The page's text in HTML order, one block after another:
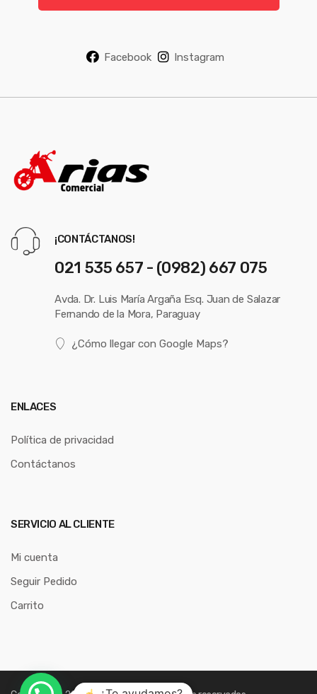
l
Facebook Instagram
¡CONTÁCTANOS!
021 535 657 - (0982) 667 075
Avda. Dr. Luis María Argaña Esq. Juan de Salazar
Fernando de la Mora, Paraguay
¿Cómo llegar con Google Maps?
ENLACES
Política de privacidad
Contáctanos
SERVICIO AL CLIENTE
Mi cuenta
Seguir Pedido
Carrito